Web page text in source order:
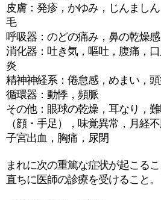
皮膚：発疹，かゆみ，じんまし
毛
呼吸器：のどの痛み，鼻の乾燥感
消化器：吐き気，嘔吐，腹痛，
炎
精神神経系：倦怠感，めまい，
循環器：動悸，頻脈
その他：眼球の乾燥，耳なり，
（顔・手足），味覚異常，月経
子宮出血，胸痛，尿閉
まれに次の重篤な症状が起こる
直ちに医師の診療を受けること。